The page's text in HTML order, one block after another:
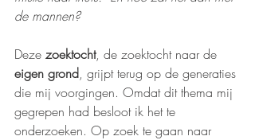
de mannen?
Deze zoektocht, de zoektocht naar de
eigen grond, grijpt terug op de generaties
die mij voorgingen. Omdat dit thema mij
gegrepen had besloot ik het te
onderzoeken. Op zoek te gaan naar